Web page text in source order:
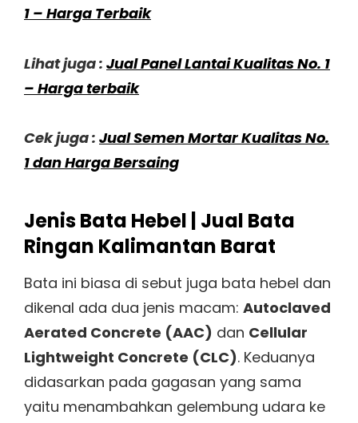
1 – Harga Terbaik
Lihat juga : Jual Panel Lantai Kualitas No. 1
– Harga terbaik
Cek juga : Jual Semen Mortar Kualitas No.
1 dan Harga Bersaing
Jenis Bata Hebel | Jual Bata
Ringan Kalimantan Barat
Bata ini biasa di sebut juga bata hebel dan
dikenal ada dua jenis macam: Autoclaved
Aerated Concrete (AAC) dan Cellular
Lightweight Concrete (CLC). Keduanya
didasarkan pada gagasan yang sama
yaitu menambahkan gelembung udara ke